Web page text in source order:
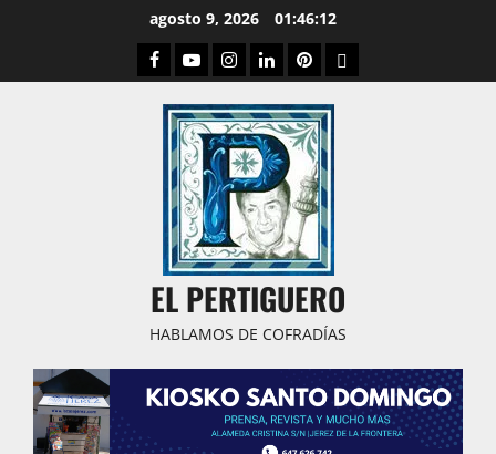
agosto 9, 2026 01:46:13
Facebook
YoutubeInstagram
LinkedPinterestDribbble
EL PERTIGUERO
HABLAMOS DE COFRADÍAS